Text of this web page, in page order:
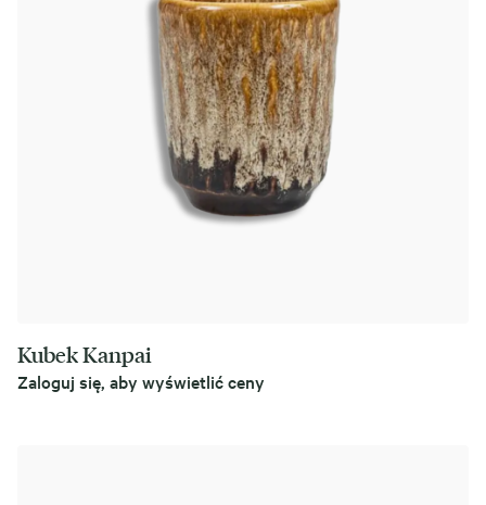
Kubek Kanpai
Zaloguj się, aby wyświetlić ceny